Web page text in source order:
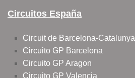
Circuitos España
Circuit de Barcelona-Catalunya
Circuito GP Barcelona
Circuito GP Aragon
Circuito GP Valencia